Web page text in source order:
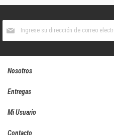
boletín
Nosotros
Entregas
Mi Usuario
Contacto